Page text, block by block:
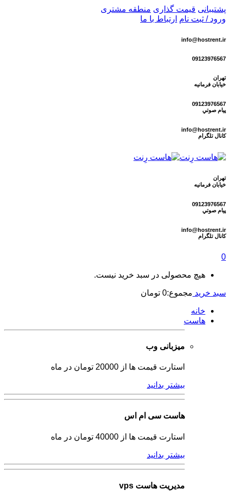
پشتیبانی قیمت گذاری منطقه مشتری
ورود / ثبت نام ارتباط با ما
info@hostrent.ir
09123976567
تهران
خیابان فرمانيه
09123976567
پيام صوتي
info@hostrent.ir
كانال تلگرام
تهران
خیابان فرمانيه
09123976567
پيام صوتي
info@hostrent.ir
كانال تلگرام
0
هیچ محصولی در سبد خرید نیست.
سبد خرید مجموع:0 تومان
خانه
هاست
میزبانی وب
استارت قیمت ها از 20000 تومان در ماه
بیشتر بدانید
هاست سی ام اس
استارت قیمت ها از 40000 تومان در ماه
بیشتر بدانید
مدیریت هاست vps